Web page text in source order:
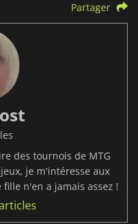
Partager
des tournois de MTG
je m'intéresse aux
n'en a jamais assez !